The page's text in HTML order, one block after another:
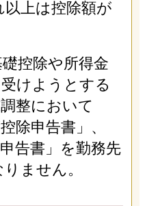
上は控除額が
控除や所得金
けようとする
整において
除申告書」、
告書」を勤務先
ません。